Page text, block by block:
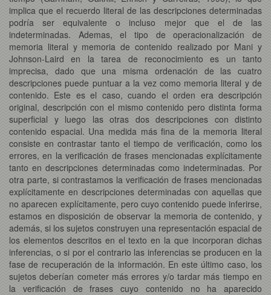
implica que el recuerdo literal de las descripciones determinadas
podría ser equivalente o incluso mejor que el de las
indeterminadas. Ademas, el tipo de operacionalización de
memoria literal y memoria de contenido realizado por Mani y
Johnson-Laird en la tarea de reconocimiento es un tanto
imprecisa, dado que una misma ordenación de las cuatro
descripciones puede puntuar a la vez como memoria literal y de
contenido. Este es el caso, cuando el orden era descripción
original, descripción con el mismo contenido pero distinta forma
superficial y luego las otras dos descripciones con distinto
contenido espacial. Una medida más fina de la memoria literal
consiste en contrastar tanto el tiempo de verificación, como los
errores, en la verificación de frases mencionadas explícitamente
tanto en descripciones determinadas como indeterminadas. Por
otra parte, si contrastamos la verificación de frases mencionadas
explícitamente en descripciones determinadas con aquellas que
no aparecen explícitamente, pero cuyo contenido puede inferirse,
estamos en disposición de observar la memoria de contenido, y
además, si los sujetos construyen una representación espacial de
los elementos descritos en el texto en la que incorporan dichas
inferencias, o si por el contrario las inferencias se producen en la
fase de recuperación de la información. En este último caso, los
sujetos deberían cometer más errores y/o tardar más tiempo en
la verificación de frases cuyo contenido no ha aparecido